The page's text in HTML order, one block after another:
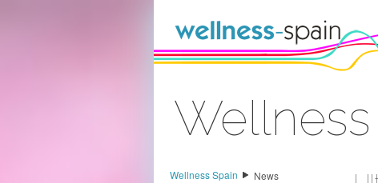
Wellness Spain
News